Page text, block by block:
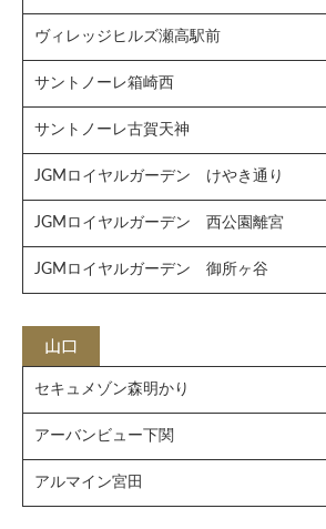
ヴィレッジヒルズ瀬高駅前
サントノーレ箱崎西
サントノーレ古賀天神
JGMロイヤルガーデン けやき通り
JGMロイヤルガーデン 西公園離宮
JGMロイヤルガーデン 御所ヶ谷
山口
セキュメゾン森明かり
アーバンビュー下関
アルマイン宮田